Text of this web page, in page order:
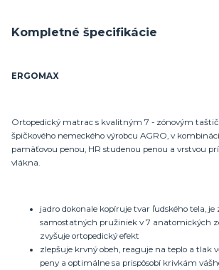
Kompletné špecifikácie
ERGOMAX
Ortopedický matrac s kvalitným 7 - zónovým
špičkového nemeckého výrobcu AGRO, v
pamäťovou penou, HR studenou penou a vrstvou
vlákna.
jadro dokonale kopíruje tvar ľudského tela, je
samostatných pružiniek v 7 anatomických
zvyšuje ortopedický efekt
zlepšuje krvný obeh, reaguje na teplo a tlak
peny a optimálne sa prispôsobí krivkám